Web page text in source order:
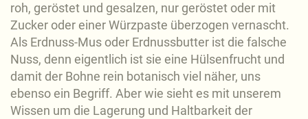
roh, geröstet und gesalzen, nur geröstet oder mit
Zucker oder einer Würzpaste überzogen vernascht.
Als Erdnuss-Mus oder Erdnussbutter ist die falsche
Nuss, denn eigentlich ist sie eine Hülsenfrucht und
damit der Bohne rein botanisch viel näher, uns
ebenso ein Begriff. Aber wie sieht es mit unserem
Wissen um die Lagerung und Haltbarkeit der